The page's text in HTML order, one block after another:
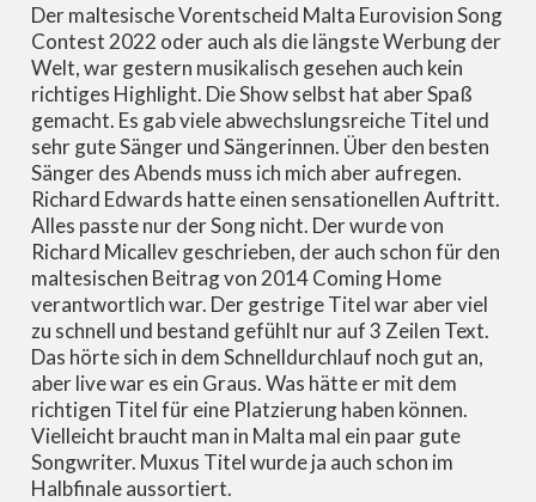
Der maltesische Vorentscheid Malta Eurovision Song
Contest 2022 oder auch als die längste Werbung der
Welt, war gestern musikalisch gesehen auch kein
richtiges Highlight. Die Show selbst hat aber Spaß
gemacht. Es gab viele abwechslungsreiche Titel und
sehr gute Sänger und Sängerinnen. Über den besten
Sänger des Abends muss ich mich aber aufregen.
Richard Edwards hatte einen sensationellen Auftritt.
Alles passte nur der Song nicht. Der wurde von
Richard Micallev geschrieben, der auch schon für den
maltesischen Beitrag von 2014 Coming Home
verantwortlich war. Der gestrige Titel war aber viel
zu schnell und bestand gefühlt nur auf 3 Zeilen Text.
Das hörte sich in dem Schnelldurchlauf noch gut an,
aber live war es ein Graus. Was hätte er mit dem
richtigen Titel für eine Platzierung haben können.
Vielleicht braucht man in Malta mal ein paar gute
Songwriter. Muxus Titel wurde ja auch schon im
Halbfinale aussortiert.